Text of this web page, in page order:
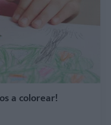
a colorear!